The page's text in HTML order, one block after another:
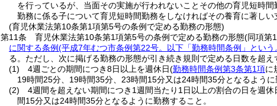
を行っているが、当面その実施が行われないことその他の育児短時
勤務に係る子について育児短時間勤務をしなければその養育に著しい
(育児休業法第10条第1項第5号の条例で定める勤務の形態)
第11条
育児休業法第10条第1項第5号の条例で定める勤務の形態(同項第
に関する条例(平成7年むつ市条例第22号。以下「勤務時間条例」という
る。 ただし、次に掲げる勤務の形態が引き続き規則で定める日数を超
(1)
4週ごとの期間につき8日以上を週休日(勤務時間条例第3条第1項に
19時間25分、19時間35分、23時間15分又は24時間35分となるように
(2)
4週間を超えない期間につき1週間当たり1日以上の割合の日を週
間15分又は24時間35分となるように勤務すること。